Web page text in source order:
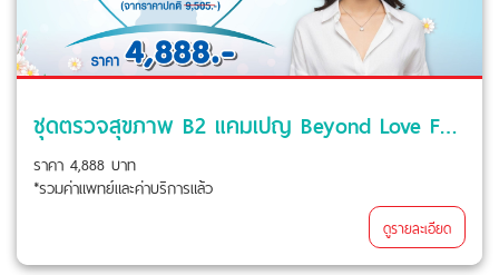
ชุดตรวจสุขภาพ B2 แคมเปญ Beyond Love For Mom
ราคา 4,888 บาท
*รวมค่าแพทย์และค่าบริการแล้ว
ดูรายละเอียด